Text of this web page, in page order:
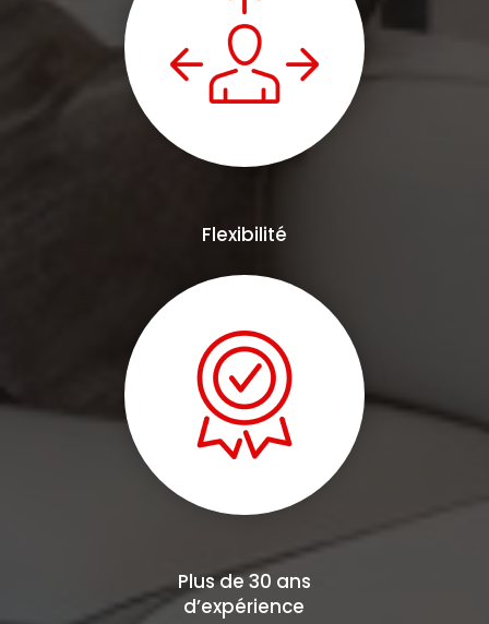
Flexibilité
Plus de 30 ans
d’expérience